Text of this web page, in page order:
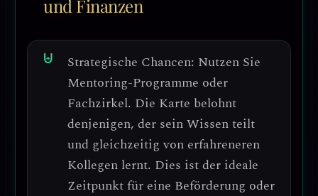
und Finanzen
Strategische Chancen: Nutzen Sie
Mentoring-Programme oder
Fachzirkel. Die Karte belohnt
denjenigen, der sein Wissen teilt
und gleichzeitig von erfahreneren
Kollegen lernt. Dies ist der ideale
Zeitpunkt für eine Beförderung oder